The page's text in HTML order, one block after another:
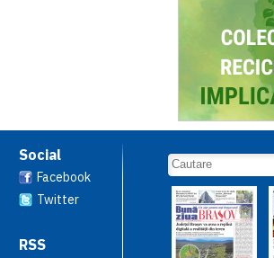
Social
Facebook
Twitter
RSS